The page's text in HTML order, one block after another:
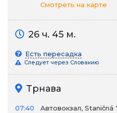
Смотреть на карте
26 ч. 45 м.
Есть пересадка
Следует через Словакию
Трнава
07:40
Автовокзал, Staničná